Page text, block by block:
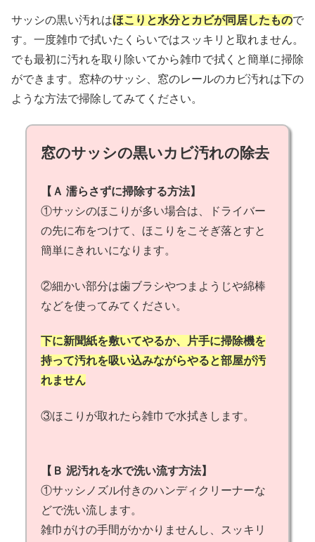
サッシの黒い汚れはほこりと水分とカビが同居したもので
す。一度雑巾で拭いたくらいではスッキリと取れません。
でも最初に汚れを取り除いてから雑巾で拭くと簡単に掃除
ができます。窓枠のサッシ、窓のレールのカビ汚れは下の
ような方法で掃除してみてください。
窓のサッシの黒いカビ汚れの除去
【Ａ 濡らさずに掃除する方法】
①サッシのほこりが多い場合は、ドライバー
の先に布をつけて、ほこりをこそぎ落とすと
簡単にきれいになります。
②細かい部分は歯ブラシやつまようじや綿棒
などを使ってみてください。
下に新聞紙を敷いてやるか、片手に掃除機を
持って汚れを吸い込みながらやると部屋が汚
れません
③ほこりが取れたら雑巾で水拭きします。
【Ｂ 泥汚れを水で洗い流す方法】
①サッシノズル付きのハンディクリーナーな
どで洗い流します。
雑巾がけの手間がかかりませんし、スッキリ